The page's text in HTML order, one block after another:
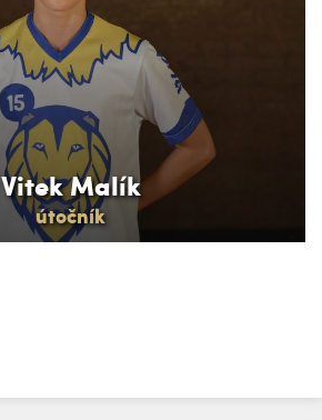
Vitek Malík
útočník